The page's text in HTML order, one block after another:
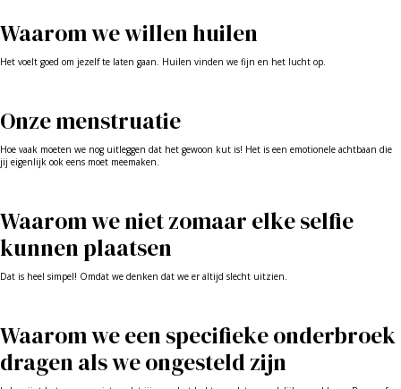
Waarom we willen huilen
Het voelt goed om jezelf te laten gaan. Huilen vinden we fijn en het lucht op.
Onze menstruatie
Hoe vaak moeten we nog uitleggen dat het gewoon kut is! Het is een emotionele achtbaan die
jij eigenlijk ook eens moet meemaken.
Waarom we niet zomaar elke selfie
kunnen plaatsen
Dat is heel simpel! Omdat we denken dat we er altijd slecht uitzien.
Waarom we een specifieke onderbroek
dragen als we ongesteld zijn